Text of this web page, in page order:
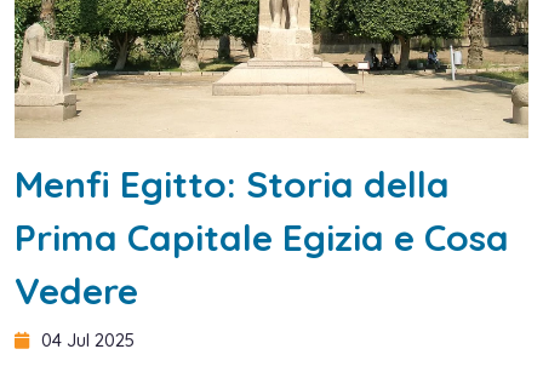
Menfi Egitto: Storia della
Prima Capitale Egizia e Cosa
Vedere
04 Jul 2025